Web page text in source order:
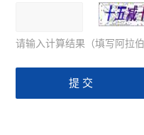
请输入计算结果（填写阿拉